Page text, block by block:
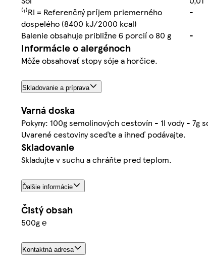
⁽¹⁾RI = Referenčný príjem priemerného
dospelého (8400 kJ/2000 kcal)
-
Balenie obsahuje približne 6 porcií o 80 g
-
Informácie o alergénoch
Môže obsahovať stopy sóje a horčice.
Skladovanie a príprava
Varná doska
Pokyny: 100g semolinových cestovín - 1l vody - 7g
Uvarené cestoviny sceďte a ihneď podávajte.
Skladovanie
Skladujte v suchu a chráňte pred teplom.
Ďalšie informácie
Čistý obsah
500g ℮
Kontaktná adresa